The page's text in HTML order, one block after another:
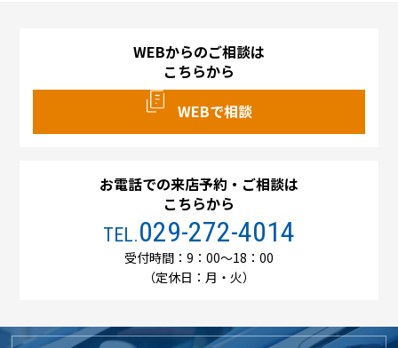
WEBからのご相談は
こちらから
WEBで相談
お電話での来店予約・ご相談は
こちらから
TEL.029-272-4014
受付時間：9：00～18：00
（定休日：月・火）